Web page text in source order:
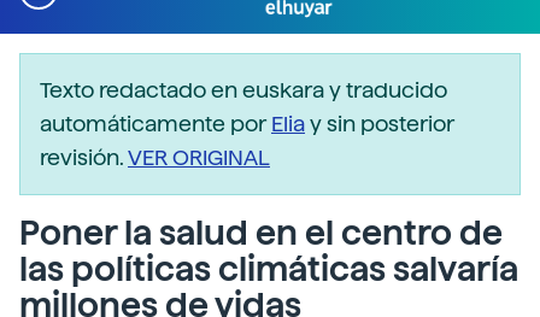
Texto redactado en euskara y traducido
automáticamente porEliay sin posterior
revisión.VER ORIGINAL
Poner la salud en el centro de
las políticas climáticas salvaría
millones de vidas